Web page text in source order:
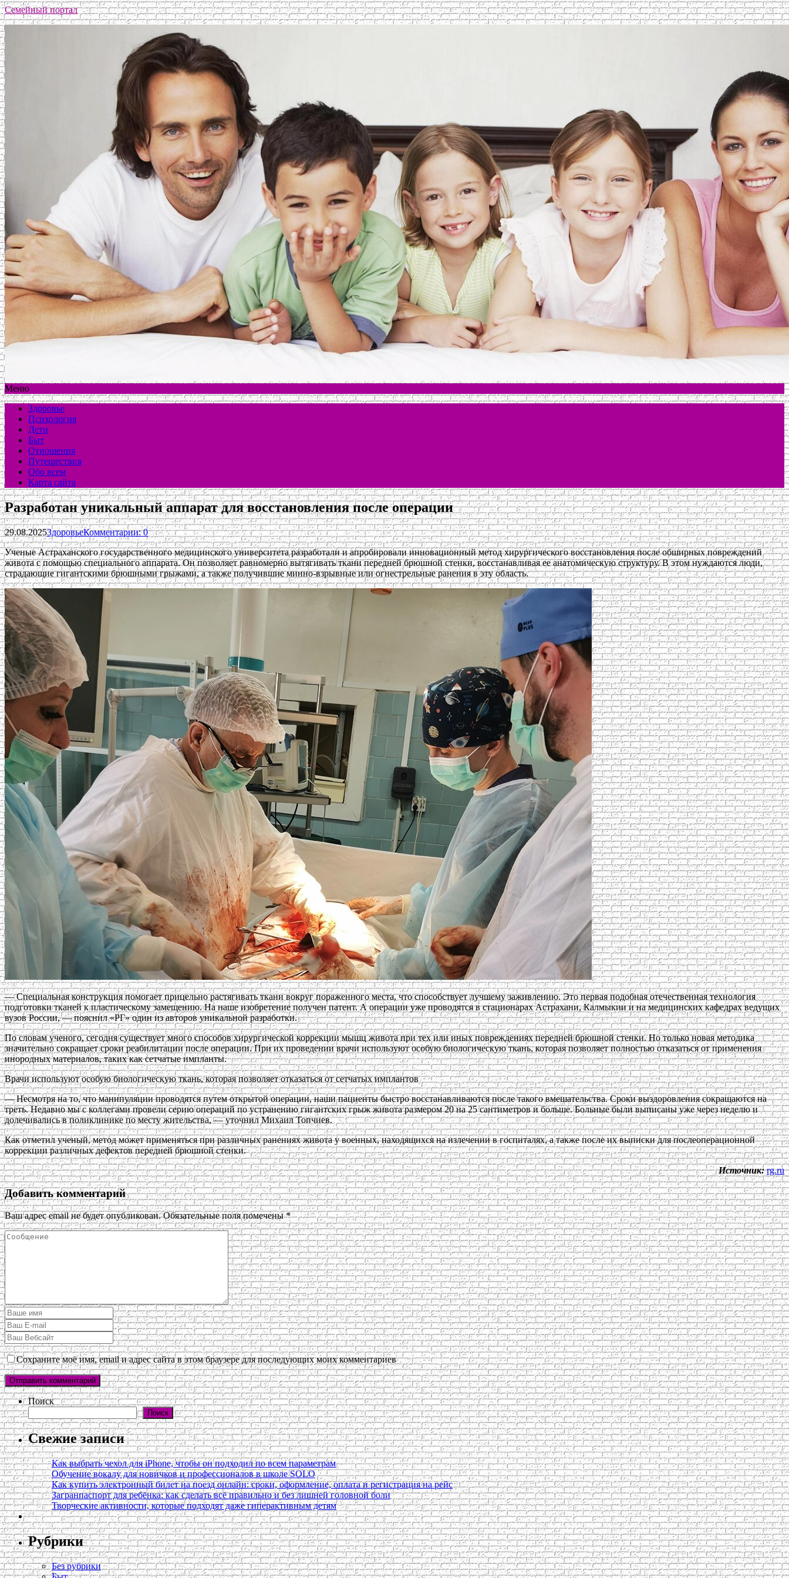
Семейный портал
Меню
Здоровье
Психология
Дети
Быт
Отношения
Путешествия
Обо всем
Карта сайта
Разработан уникальный аппарат для восстановления после операции
29.08.2025ЗдоровьеКомментарии: 0
Ученые Астраханского государственного медицинского университета разработали и апробировали инновационный метод хирургического восстановления после обширных повреждений
живота с помощью специального аппарата. Он позволяет равномерно вытягивать ткани передней брюшной стенки, восстанавливая ее анатомическую структуру. В этом нуждаются люди,
страдающие гигантскими брюшными грыжами, а также получившие минно-взрывные или огнестрельные ранения в эту область.
— Специальная конструкция помогает прицельно растягивать ткани вокруг пораженного места, что способствует лучшему заживлению. Это первая подобная отечественная технология
подготовки тканей к пластическому замещению. На наше изобретение получен патент. А операции уже проводятся в стационарах Астрахани, Калмыкии и на медицинских кафедрах ведущих
вузов России, — пояснил «РГ» один из авторов уникальной разработки.
По словам ученого, сегодня существует много способов хирургической коррекции мышц живота при тех или иных повреждениях передней брюшной стенки. Но только новая методика
значительно сокращает сроки реабилитации после операции. При их проведении врачи используют особую биологическую ткань, которая позволяет полностью отказаться от применения
инородных материалов, таких как сетчатые импланты.
Врачи используют особую биологическую ткань, которая позволяет отказаться от сетчатых имплантов
— Несмотря на то, что манипуляции проводятся путем открытой операции, наши пациенты быстро восстанавливаются после такого вмешательства. Сроки выздоровления сокращаются на
треть. Недавно мы с коллегами провели серию операций по устранению гигантских грыж живота размером 20 на 25 сантиметров и больше. Больные были выписаны уже через неделю и
долечивались в поликлинике по месту жительства, — уточнил Михаил Топчиев.
Как отметил ученый, метод может применяться при различных ранениях живота у военных, находящихся на излечении в госпиталях, а также после их выписки для послеоперационной
коррекции различных дефектов передней брюшной стенки.
Источник: rg.ru
Добавить комментарий
Ваш адрес email не будет опубликован. Обязательные поля помечены*
Сохраните моё имя, email и адрес сайта в этом браузере для последующих моих комментариев
Поиск
Поиск
Свежие записи
Как выбрать чехол для iPhone, чтобы он подходил по всем параметрам
Обучение вокалу для новичков и профессионалов в школе SOLO
Как купить электронный билет на поезд онлайн: сроки, оформление, оплата и регистрация на рейс
Загранпаспорт для ребёнка: как сделать всё правильно и без лишней головной боли
Творческие активности, которые подходят даже гиперактивным детям
Рубрики
Без рубрики